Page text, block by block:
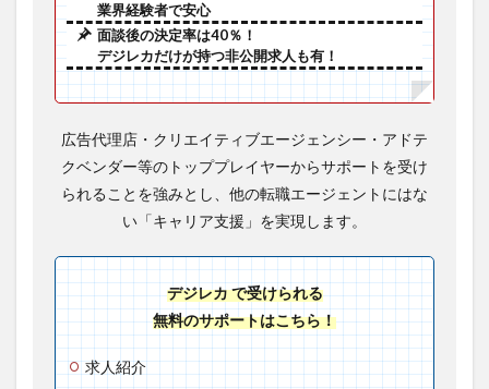
業界経験者で安心
面談後の決定率は40％！
デジレカだけが持つ非公開求人も有！
広告代理店・クリエイティブエージェンシー・アドテ
クベンダー等のトッププレイヤーからサポートを受け
られることを強みとし、他の転職エージェントにはな
い「キャリア支援」を実現します。
デジレカ で受けられる
無料のサポートはこちら！
求人紹介